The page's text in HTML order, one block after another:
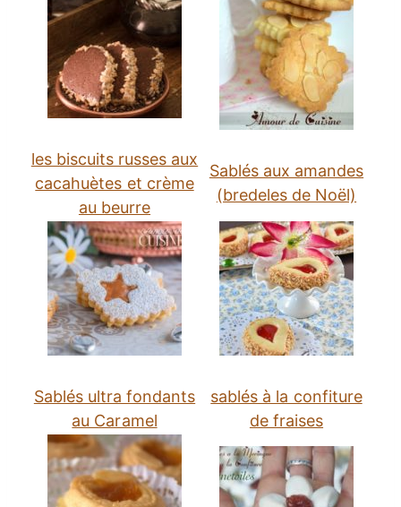
les biscuits russes aux
cacahuètes et crème
au beurre
Sablés aux amandes
(bredeles de Noël)
Sablés ultra fondants
au Caramel
sablés à la confiture
de fraises